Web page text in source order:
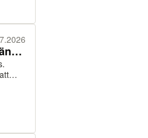
Lagerware Trapezblech 20-154 Dunkelsilber WAND Länge: 2&3m
-